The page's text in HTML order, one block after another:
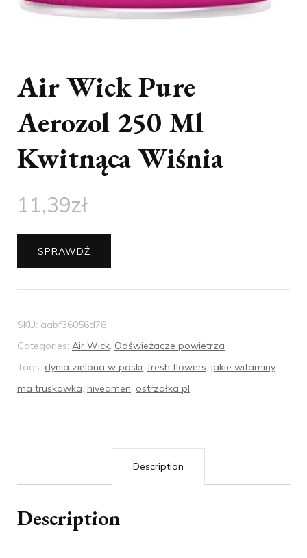
Air Wick Pure
Aerozol 250 Ml
Kwitnąca Wiśnia
11,39zł
SPRAWDŹ
SKU: aabf36056d78
Categories: Air Wick, Odświeżacze powietrza
Tags: dynia zielona w paski, fresh flowers, jakie witaminy
ma truskawka, niveamen, ostrzałka pl
Description
Description